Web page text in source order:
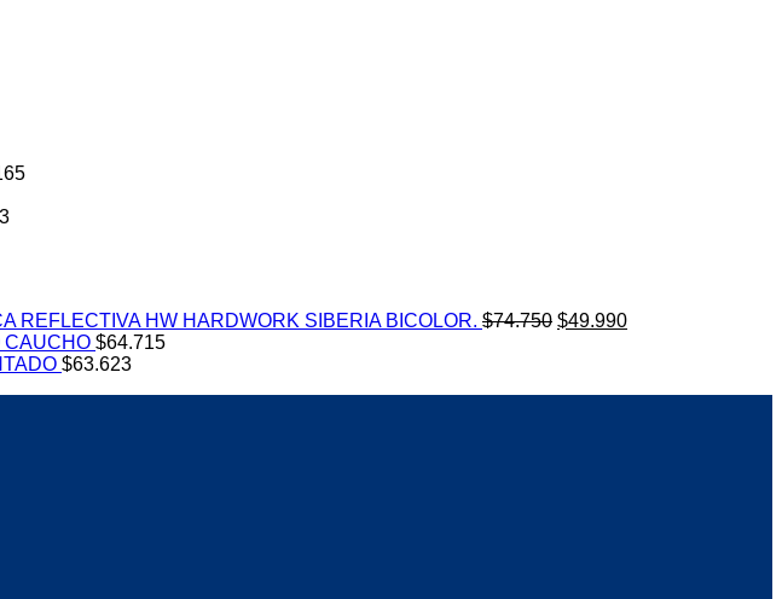
REFLECTIVA HW HARDWORK SIBERIA BICOLOR. $74.750 El
$49.990El
CAUCHO $64.715
$63.623